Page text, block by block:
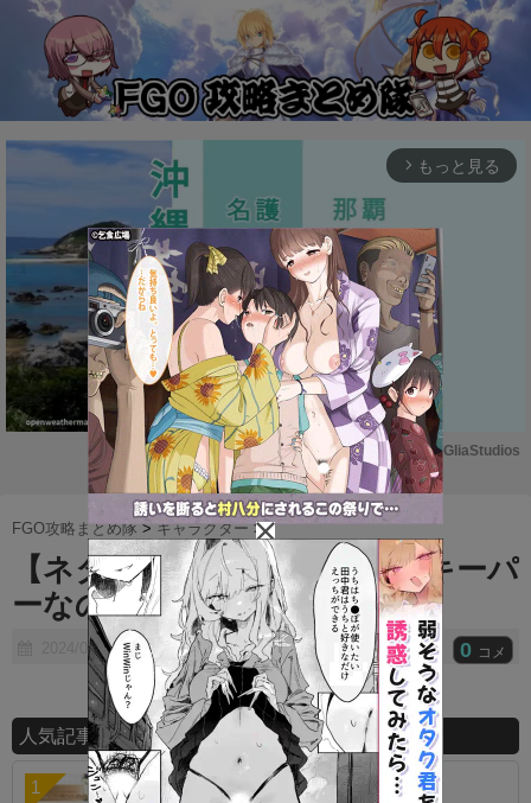
arrow_forward_ios もっと見る
M
u
t
e
Powered by GliaStudios
FGO攻略まとめ隊 >キャラクター >
【ネタ】サッカーでこいつがキーパ
ーなのは嫌すぎるwwww
2024/04/09 0 コメ
人気記事ランキング